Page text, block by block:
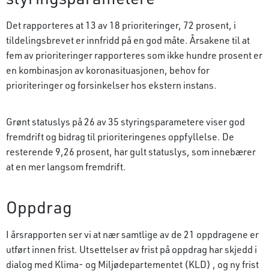
Det rapporteres at 13 av 18 prioriteringer, 72 prosent, i
tildelingsbrevet er innfridd på en god måte. Årsakene til at
fem av prioriteringer rapporteres som ikke hundre prosent er
en kombinasjon av koronasituasjonen, behov for
prioriteringer og forsinkelser hos ekstern instans.
Grønt statuslys på 26 av 35 styringsparametere viser god
fremdrift og bidrag til prioriteringenes oppfyllelse. De
resterende 9,26 prosent, har gult statuslys, som innebærer
at en mer langsom fremdrift.
Oppdrag
I årsrapporten ser vi at nær samtlige av de 21 oppdragene er
utført innen frist. Utsettelser av frist på oppdrag har skjedd i
dialog med Klima- og Miljødepartementet (KLD) , og ny frist